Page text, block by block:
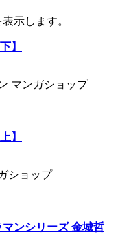
示します。
】
マンガショップ
】
ショップ
ンシリーズ 金城哲